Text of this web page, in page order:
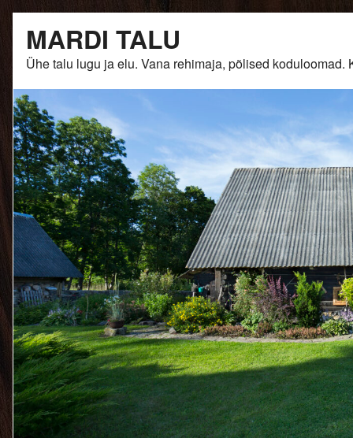
content
MARDI TALU
Ühe talu lugu ja elu. Vana rehimaja, põlised